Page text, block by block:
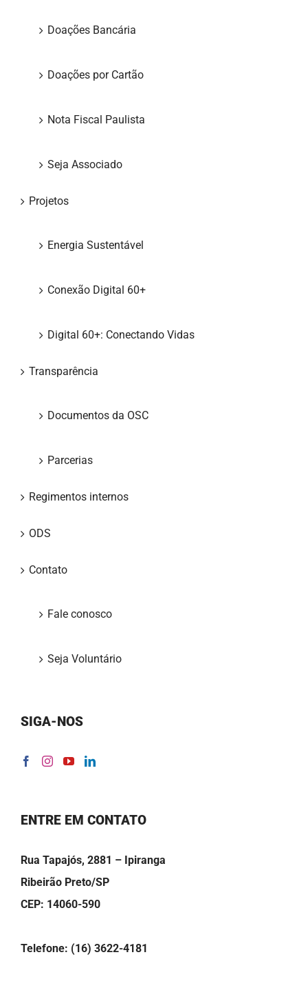
Doações Bancária
Doações por Cartão
Nota Fiscal Paulista
Seja Associado
Projetos
Energia Sustentável
Conexão Digital 60+
Digital 60+: Conectando Vidas
Transparência
Documentos da OSC
Parcerias
Regimentos internos
ODS
Contato
Fale conosco
Seja Voluntário
SIGA-NOS
ENTRE EM CONTATO
Rua Tapajós, 2881 – Ipiranga
Ribeirão Preto/SP
CEP: 14060-590
Telefone: (16) 3622-4181